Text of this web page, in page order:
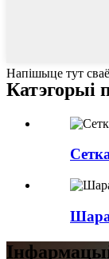
Напішыце тут
Катэгорыі